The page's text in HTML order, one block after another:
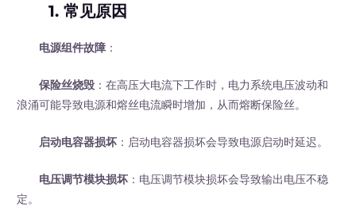
1. 常见原因
电源组件故障 ：
保险丝烧毁 ：在高压大电流下工作时，电力系统电压波动和
浪涌可能导致电源和熔丝电流瞬时增加，从而熔断保险丝。
启动电容器损坏 ：启动电容器损坏会导致电源启动时延迟。
电压调节模块损坏 ：电压调节模块损坏会导致输出电压不稳
定。